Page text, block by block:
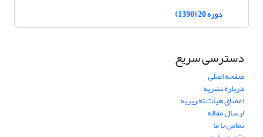
دوره 20 (1390)
دسترسی سریع
صفحه اصلی
درباره نشریه
اعضای هیات تحریریه
ارسال مقاله
تماس با ما